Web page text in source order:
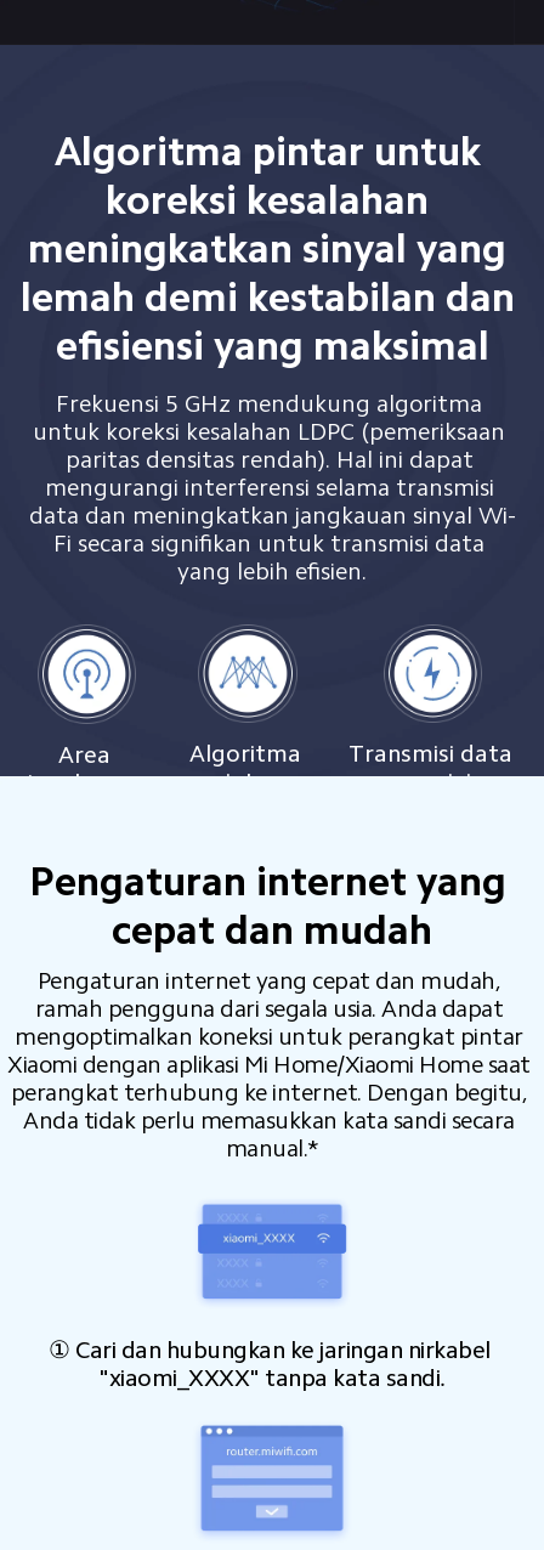
Algoritma pintar untuk
koreksi kesalahan
meningkatkan sinyal yang
lemah demi kestabilan dan
efisiensi yang maksimal
Frekuensi 5 GHz mendukung algoritma
untuk koreksi kesalahan LDPC (pemeriksaan
paritas densitas rendah). Hal ini dapat
mengurangi interferensi selama transmisi
data dan meningkatkan jangkauan sinyal Wi-
Fi secara signifikan untuk transmisi data
yang lebih efisien.
Area
jangkauan
Algoritma
pintar
kesalahan
Transmisi data
yang minim
Pengaturan internet yang
cepat dan mudah
Pengaturan internet yang cepat dan mudah,
ramah pengguna dari segala usia. Anda dapat
mengoptimalkan koneksi untuk perangkat pintar
Xiaomi dengan aplikasi Mi Home/Xiaomi Home saat
perangkat terhubung ke internet. Dengan begitu,
Anda tidak perlu memasukkan kata sandi secara
manual.*
① Cari dan hubungkan ke jaringan nirkabel
"xiaomi_XXXX" tanpa kata sandi.